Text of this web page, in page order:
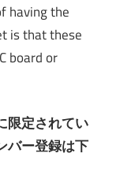
having the
is that these
board or
限定されてい
バー登録は下